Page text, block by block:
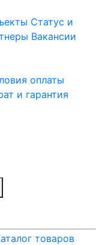
Статус и
Вакансии
оплаты
и гарантия
товаров